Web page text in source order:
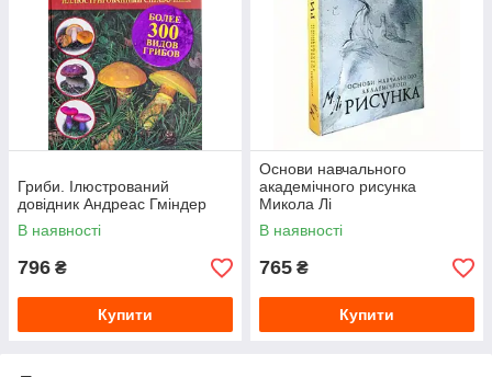
Гриби. Ілюстрований
довідник Андреас Гміндер
В наявності
796 ₴
Купити
Основи навчального
академічного рисунка
Микола Лі
В наявності
765 ₴
Купити